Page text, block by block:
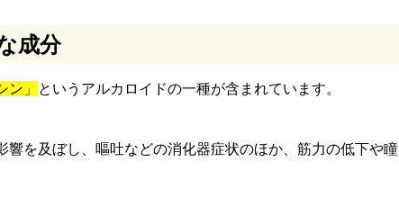
成分
ン」 というアルカロイドの一種が含まれています。
響を及ぼし、嘔吐などの消化器症状のほか、筋力の低下や瞳